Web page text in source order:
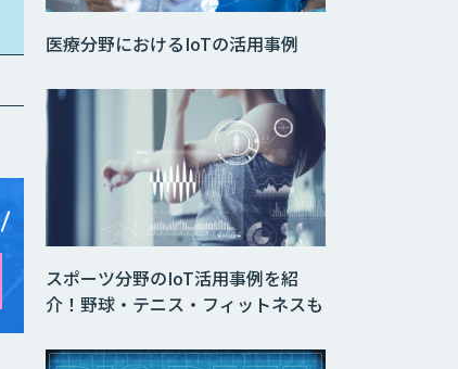
医療分野におけるIoTの活用事例
スポーツ分野のIoT活用事例を紹
介！野球・テニス・フィットネスも